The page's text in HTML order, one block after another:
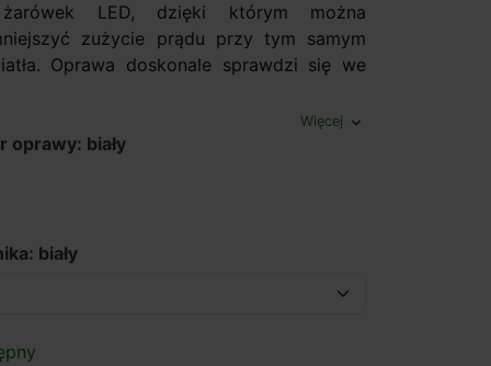
żarówek LED, dzięki którym można
zużycie prądu przy tym samym
Oprawa doskonale sprawdzi się we
Więcej expand_more
oprawy: biały
biały